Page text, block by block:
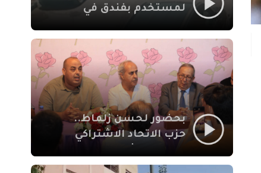
لمستخدم بفندق في
بمراكش
بحضور لحسن زلماط..
حزب الاتحاد الاشتراكي
مقراً بمقاطعة سيدي